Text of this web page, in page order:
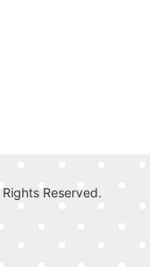
Reserved.